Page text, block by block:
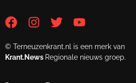
© Terneuzenkrant.nl is een merk van
Krant.News Regionale nieuws groep.